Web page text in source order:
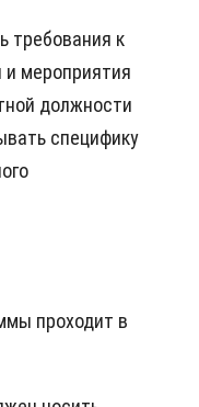
требования к
мероприятия
должности
специфику
проходит в